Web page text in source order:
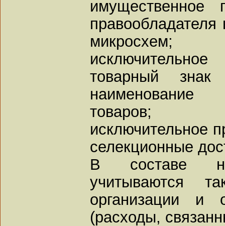
имущественное
правообладателя
микросхем;
товарный
товаров;
исключительное
селекционные
В составе
учитываются
организации и
(расходы,